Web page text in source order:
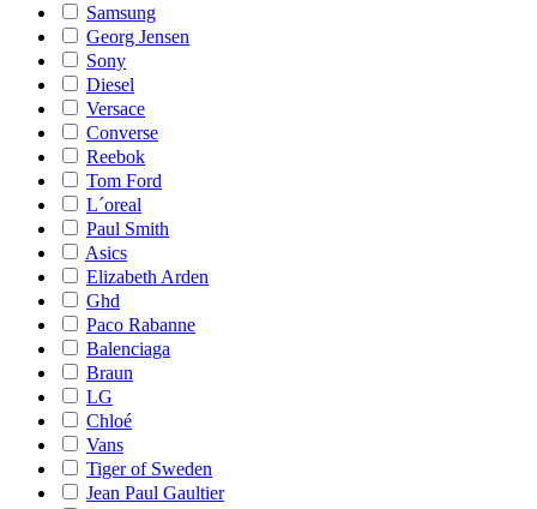
Samsung
Georg Jensen
Sony
Diesel
Versace
Converse
Reebok
Tom Ford
L´oreal
Paul Smith
Asics
Elizabeth Arden
Ghd
Paco Rabanne
Balenciaga
Braun
LG
Chloé
Vans
Tiger of Sweden
Jean Paul Gaultier